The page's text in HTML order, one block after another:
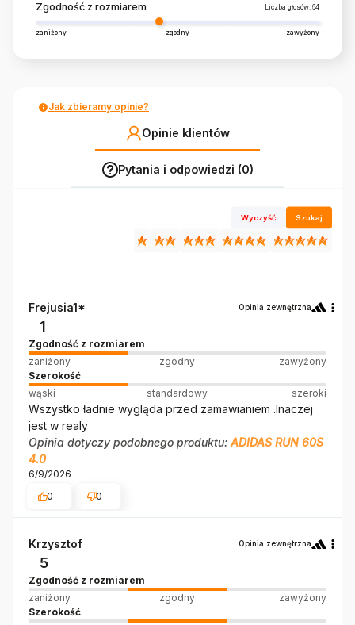
Zgodność z rozmiarem Liczba głosów: 64
zaniżony zgodny zawyżony
Jak zbieramy opinie?
Opinie klientów
Pytania i odpowiedzi (0)
Wyczyść Szukaj
Frejusia1* Opinia zewnętrzna
1
Zgodność z rozmiarem
zaniżony
zgodny
zawyżony
Szerokość
wąski
standardowy szeroki
Wszystko ładnie wygląda przed zamawianiem .Inaczej
jest w realy
Opinia dotyczy podobnego produktu: ADIDAS RUN 60S
4.0
6/9/2026
0
0
Krzysztof Opinia zewnętrzna
5
Zgodność z rozmiarem
zaniżony
zgodny
zawyżony
Szerokość